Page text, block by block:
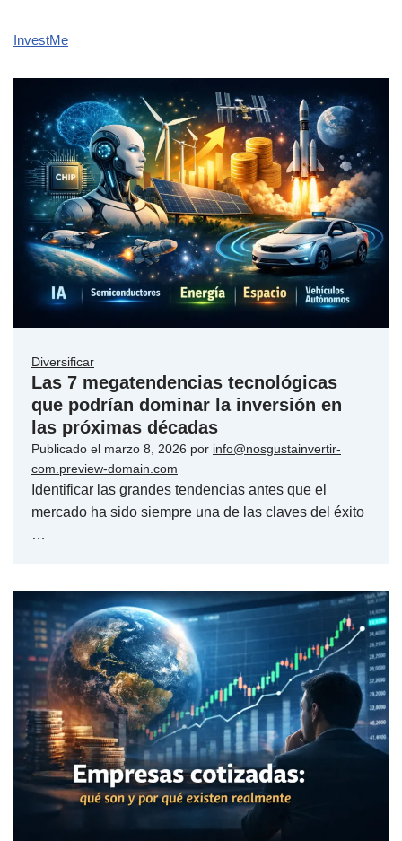
InvestMe
Diversificar
Las 7 megatendencias tecnológicas
que podrían dominar la inversión en
las próximas décadas
Publicado el marzo 8, 2026 por info@nosgustainvertir-
com.preview-domain.com
Identificar las grandes tendencias antes que el
mercado ha sido siempre una de las claves del éxito
…